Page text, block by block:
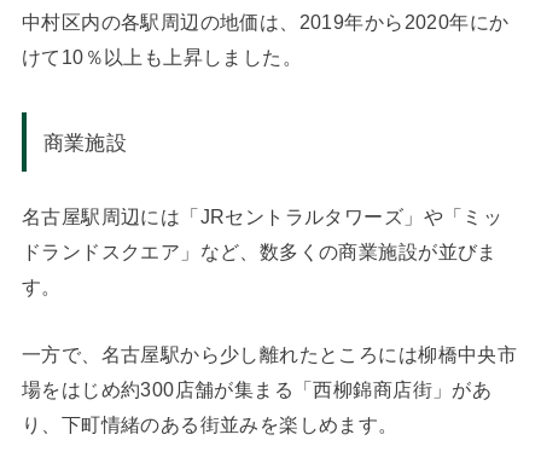
中村区内の各駅周辺の地価は、2019年から2020年にか
けて10％以上も上昇しました。
商業施設
名古屋駅周辺には「JRセントラルタワーズ」や「ミッ
ドランドスクエア」など、数多くの商業施設が並びま
す。
一方で、名古屋駅から少し離れたところには柳橋中央市
場をはじめ約300店舗が集まる「西柳錦商店街」があ
り、下町情緒のある街並みを楽しめます。